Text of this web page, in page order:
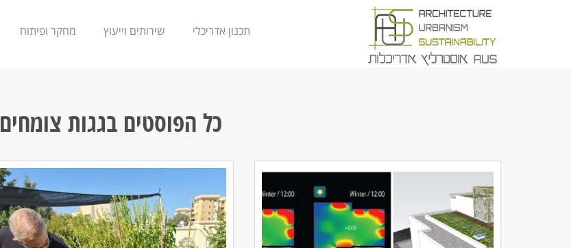
תכנון אדריכלי שירותים וייעוץ מחקר ופיתוח
כל הפוסטים בגגות צומחים